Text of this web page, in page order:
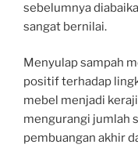
sebelumnya
sangat bernilai.
Menyulap sampah
positif terhadap
mebel menjadi
mengurangi jumlah
pembuangan akhir